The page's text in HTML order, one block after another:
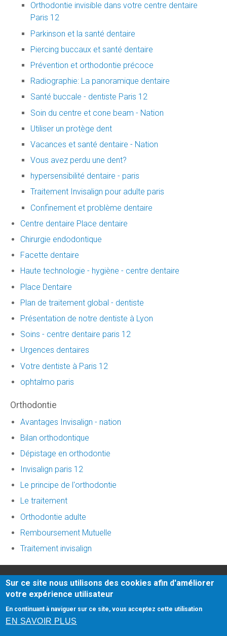
Orthodontie invisible dans votre centre dentaire
Paris 12
Parkinson et la santé dentaire
Piercing buccaux et santé dentaire
Prévention et orthodontie précoce
Radiographie: La panoramique dentaire
Santé buccale - dentiste Paris 12
Soin du centre et cone beam - Nation
Utiliser un protège dent
Vacances et santé dentaire - Nation
Vous avez perdu une dent?
hypersensibilité dentaire - paris
Traitement Invisalign pour adulte paris
Confinement et problème dentaire
Centre dentaire Place dentaire
Chirurgie endodontique
Facette dentaire
Haute technologie - hygiène - centre dentaire
Place Dentaire
Plan de traitement global - dentiste
Présentation de notre dentiste à Lyon
Soins - centre dentaire paris 12
Urgences dentaires
Votre dentiste à Paris 12
ophtalmo paris
Orthodontie
Avantages Invisalign - nation
Bilan orthodontique
Dépistage en orthodontie
Invisalign paris 12
Le principe de l'orthodontie
Le traitement
Orthodontie adulte
Remboursement Mutuelle
Traitement invisalign
Honoraires-Mentions légales -Infos Conseil de l'Ordre-
facettes dentaires- site web du cabinet dentaire créé
parwww.denti.site
Sur ce site nous utilisons des cookies afin d'améliorer
votre expérience utilisateur
En continuant à naviguer sur ce site, vous acceptez cette utilisation
EN SAVOIR PLUS